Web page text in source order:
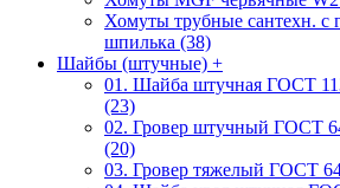
Хомуты трубные сантехн. с
шпилька (38)
Шайбы (штучные) +
01. Шайба штучная ГОСТ
(23)
02. Гровер штучный ГОСТ
(20)
03. Гровер тяжелый ГОСТ